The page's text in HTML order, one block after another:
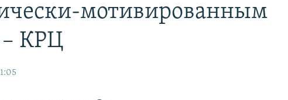
мотивированным
КРЦ